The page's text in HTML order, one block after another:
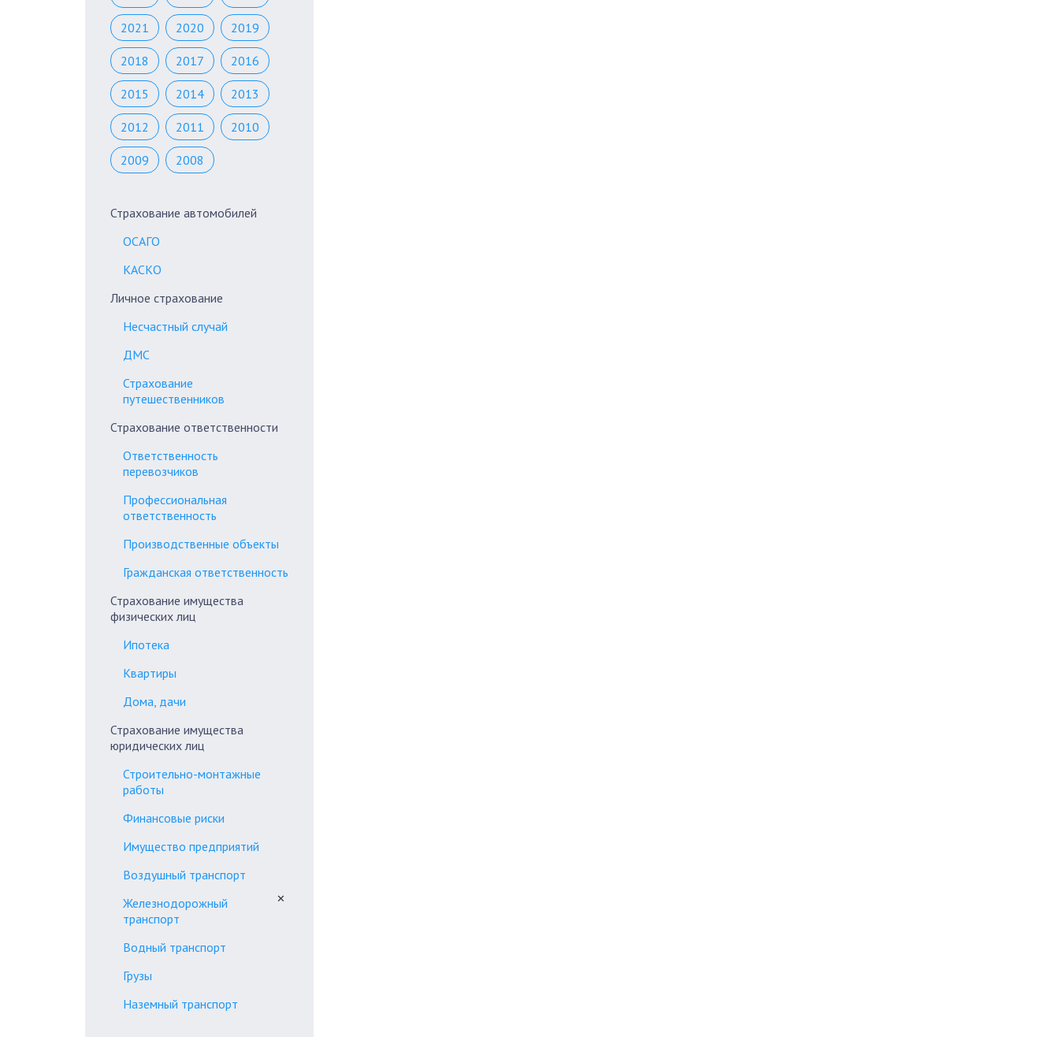
2021 2020 2019
2018 2017 2016
2015 2014 2013
2012 2011 2010
2009 2008
Страхование автомобилей
ОСАГО
КАСКО
Личное страхование
Несчастный случай
ДМС
Страхование
путешественников
Страхование ответственности
Ответственность
перевозчиков
Профессиональная
ответственность
Производственные объекты
Гражданская ответственность
Страхование имущества
физических лиц
Ипотека
Квартиры
Дома, дачи
Страхование имущества
юридических лиц
Строительно-монтажные
работы
Финансовые риски
Имущество предприятий
Воздушный транспорт
Железнодорожный
транспорт
✕
Водный транспорт
Грузы
Наземный транспорт